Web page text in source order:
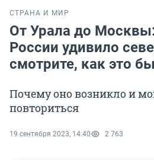
СТРАНА И МИР
От Урала до
России удивило
смотрите, как это
Почему оно возникло и
повториться
19 сентября 2023, 14:40 2 763